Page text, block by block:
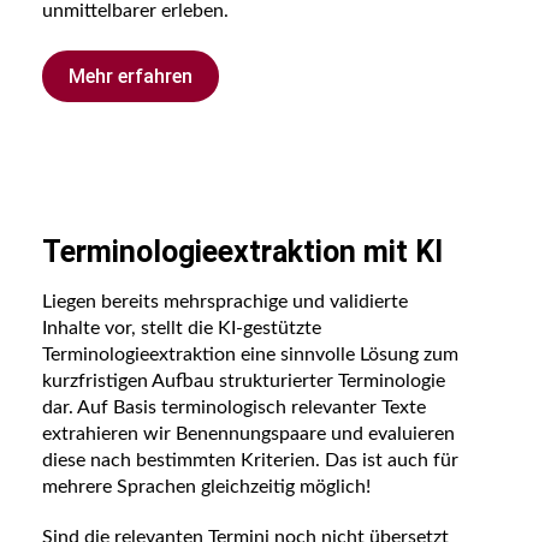
unmittelbarer erleben.
Mehr erfahren
Terminologieextraktion mit KI
Liegen bereits mehrsprachige und validierte
Inhalte vor, stellt die KI-gestützte
Terminologieextraktion eine sinnvolle Lösung zum
kurzfristigen Aufbau strukturierter Terminologie
dar. Auf Basis terminologisch relevanter Texte
extrahieren wir Benennungspaare und evaluieren
diese nach bestimmten Kriterien. Das ist auch für
mehrere Sprachen gleichzeitig möglich!
Sind die relevanten Termini noch nicht übersetzt